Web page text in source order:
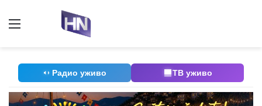
Радио уживо ТВ уживо